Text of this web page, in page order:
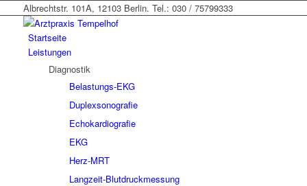
Albrechtstr. 101A, 12103 Berlin. Tel.: 030 / 75799333
Startseite
Leistungen
Diagnostik
Belastungs-EKG
Duplexsonografie
Echokardiografie
EKG
Herz-MRT
Langzeit-Blutdruckmessung